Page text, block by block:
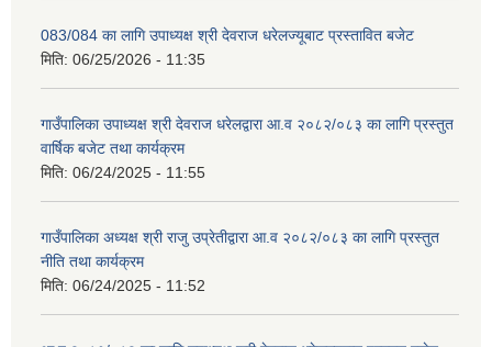
083/084 का लागि उपाध्यक्ष श्री देवराज धरेलज्यूबाट प्रस्तावित बजेट
मिति: 06/25/2026 - 11:35
गाउँपालिका उपाध्यक्ष श्री देवराज धरेलद्वारा आ.व २०८२/०८३ का लागि प्रस्तुत
वार्षिक बजेट तथा कार्यक्रम
मिति: 06/24/2025 - 11:55
गाउँपालिका अध्यक्ष श्री राजु उप्रेतीद्वारा आ.व २०८२/०८३ का लागि प्रस्तुत
नीति तथा कार्यक्रम
मिति: 06/24/2025 - 11:52